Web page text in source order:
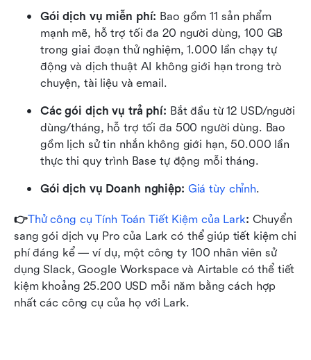
Gói dịch vụ miễn phí: Bao gồm 11 sản phẩm
mạnh mẽ, hỗ trợ tối đa 20 người dùng, 100 GB
trong giai đoạn thử nghiệm, 1.000 lần chạy tự
động và dịch thuật AI không giới hạn trong trò
chuyện, tài liệu và email.
Các gói dịch vụ trả phí: Bắt đầu từ 12 USD/người
dùng/tháng, hỗ trợ tối đa 500 người dùng. Bao
gồm lịch sử tin nhắn không giới hạn, 50.000 lần
thực thi quy trình Base tự động mỗi tháng.
Gói dịch vụ Doanh nghiệp: Giá tùy chỉnh.
👉Thử công cụ Tính Toán Tiết Kiệm của Lark: Chuyển
sang gói dịch vụ Pro của Lark có thể giúp tiết kiệm chi
phí đáng kể — ví dụ, một công ty 100 nhân viên sử
dụng Slack, Google Workspace và Airtable có thể tiết
kiệm khoảng 25.200 USD mỗi năm bằng cách hợp
nhất các công cụ của họ với Lark.